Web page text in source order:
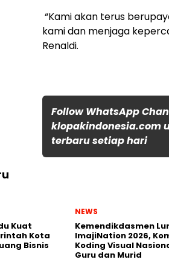
“Kami akan terus
kami dan menjaga
Renaldi.
Follow WhatsApp
klopakindonesia.com
terbaru setiap hari
Kuat
Kota
Bisnis
NEWS
Kemendikdasmen
ImajiNation 2026,
Koding Visual
Guru dan Murid